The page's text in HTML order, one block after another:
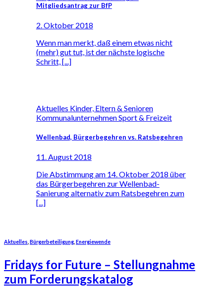
Mitgliedsantrag zur BfP
2. Oktober 2018
Wenn man merkt, daß einem etwas nicht
(mehr) gut tut, ist der nächste logische
Schritt, [...]
Aktuelles Kinder, Eltern & Senioren
Kommunalunternehmen Sport & Freizeit
Wellenbad, Bürgerbegehren vs. Ratsbegehren
11. August 2018
Die Abstimmung am 14. Oktober 2018 über
das Bürgerbegehren zur Wellenbad-
Sanierung alternativ zum Ratsbegehren zum
[...]
Aktuelles Bürgerbeteiligung Energiewende
Fridays for Future – Stellungnahme
zum Forderungskatalog